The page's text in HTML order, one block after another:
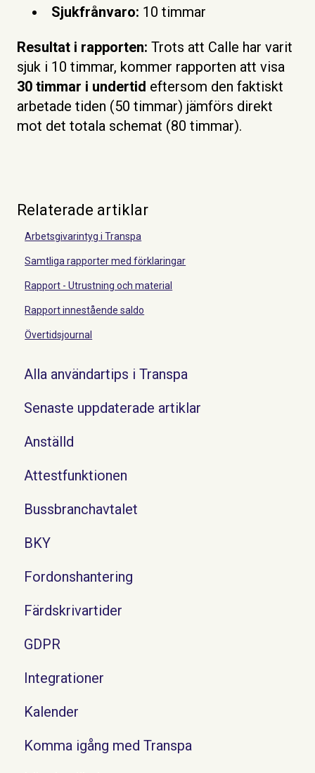
Sjukfrånvaro: 10 timmar
Resultat i rapporten: Trots att Calle har varit
sjuk i 10 timmar, kommer rapporten att visa
30 timmar i undertid eftersom den faktiskt
arbetade tiden (50 timmar) jämförs direkt
mot det totala schemat (80 timmar).
Relaterade artiklar
Arbetsgivarintyg i Transpa
Samtliga rapporter med förklaringar
Rapport - Utrustning och material
Rapport innestående saldo
Övertidsjournal
Alla användartips i Transpa
Senaste uppdaterade artiklar
Anställd
Attestfunktionen
Bussbranchavtalet
BKY
Fordonshantering
Färdskrivartider
GDPR
Integrationer
Kalender
Komma igång med Transpa